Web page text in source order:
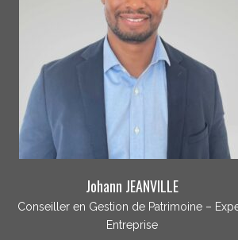
Johann JEANVILLE
Conseiller en Gestion de Patrimoine –
Entreprise